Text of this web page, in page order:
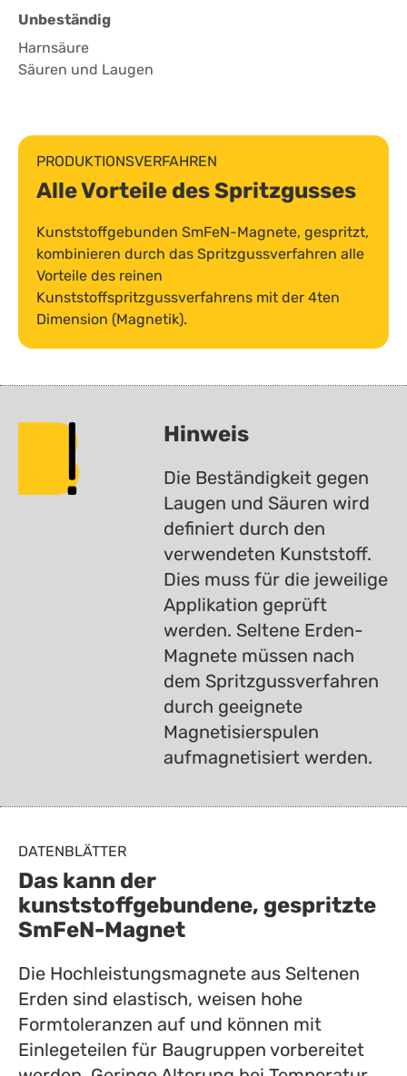
Unbeständig
Harnsäure
Säuren und Laugen
PRODUKTIONSVERFAHREN
Alle Vorteile des Spritzgusses
Kunststoffgebunden SmFeN-Magnete, gespritzt,
kombinieren durch das Spritzgussverfahren alle
Vorteile des reinen
Kunststoffspritzgussverfahrens mit der 4ten
Dimension (Magnetik).
Hinweis
Die Beständigkeit gegen
Laugen und Säuren wird
definiert durch den
verwendeten Kunststoff.
Dies muss für die jeweilige
Applikation geprüft
werden. Seltene Erden-
Magnete müssen nach
dem Spritzgussverfahren
durch geeignete
Magnetisierspulen
aufmagnetisiert werden.
DATENBLÄTTER
Das kann der
kunststoffgebundene, gespritzte
SmFeN-Magnet
Die Hochleistungsmagnete aus Seltenen
Erden sind elastisch, weisen hohe
Formtoleranzen auf und können mit
Einlegeteilen für Baugruppen vorbereitet